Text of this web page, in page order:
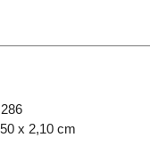
x 2,10 cm